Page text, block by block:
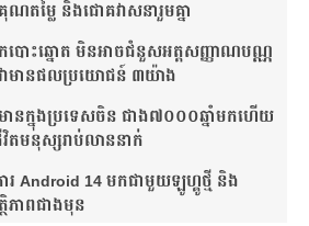
ណតម្លៃ និងជោគវាសនារួមគ្នា
បោះឆ្នោត មិនអាចជំនួសអត្តសញ្ញាណបណ្ណ
វាមានផលប្រយោជន៍ ៣យ៉ាង
ត​មាន​ក្នុង​ប្រទេស​ចិន​ ជាង​៧​០០០​ឆ្នាំ​មក​ហើយ
តមនុស្សរាប់លាននាក់
ារ Android 14 មកជាមួយឡូហ្គូថ្មី និង​
ភាព​ជាងមុន